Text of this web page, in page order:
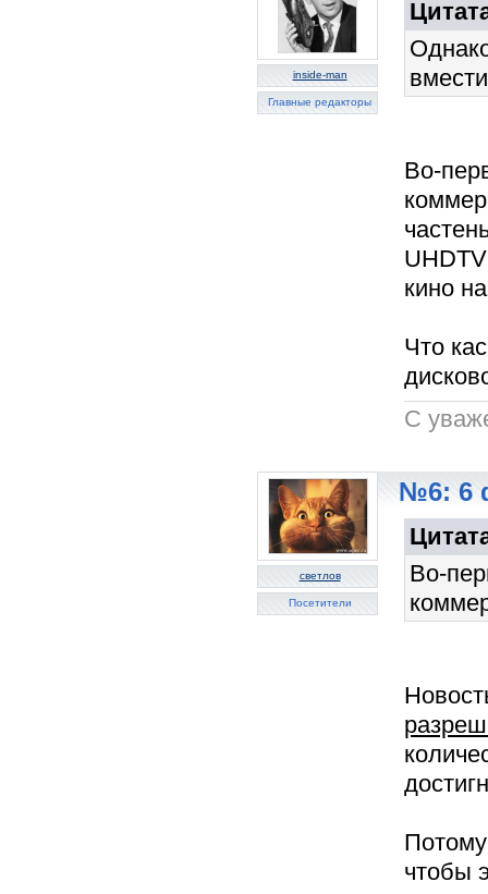
inside-man
Главные редакторы
Во-
кино
Что
C
светлов
Посетители
№6: 6
Во-
чтобы